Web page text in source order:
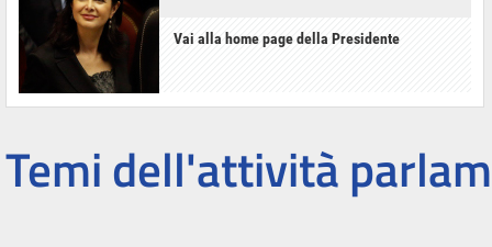
Vai alla home page della Presidente
Temi dell'attività